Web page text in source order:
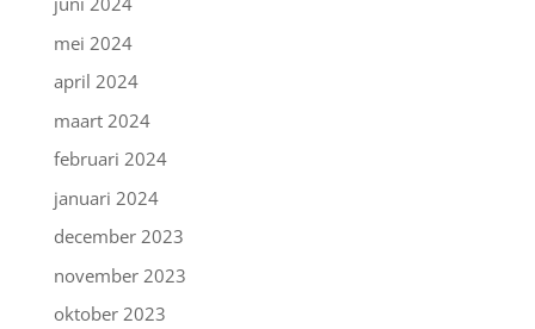
mei 2024
april 2024
maart 2024
februari 2024
januari 2024
december 2023
november 2023
oktober 2023